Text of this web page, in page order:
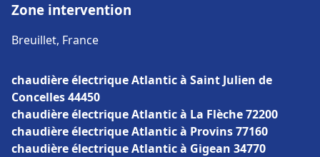
Zone intervention
Breuillet, France
chaudière électrique Atlantic à Saint Julien de
Concelles 44450
chaudière électrique Atlantic à La Flèche 72200
chaudière électrique Atlantic à Provins 77160
chaudière électrique Atlantic à Gigean 34770